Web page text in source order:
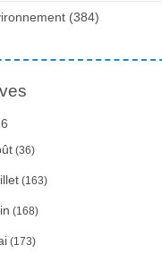
(384)
(36)
(163)
(168)
(173)